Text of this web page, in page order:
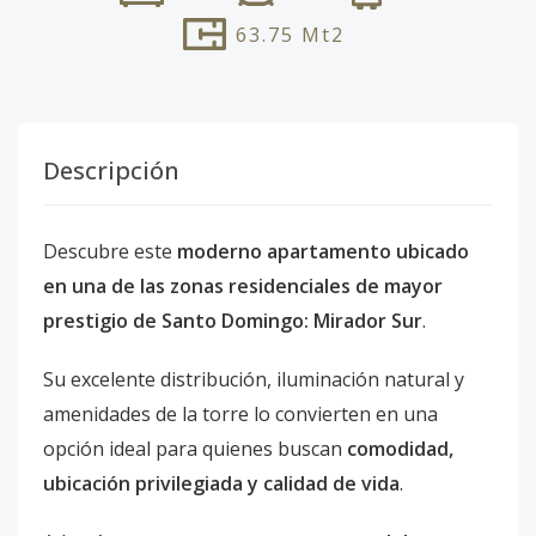
63.75 Mt2
Descripción
Descubre este moderno apartamento ubicado
en una de las zonas residenciales de mayor
prestigio de Santo Domingo: Mirador Sur.
Su excelente distribución, iluminación natural y
amenidades de la torre lo convierten en una
opción ideal para quienes buscan comodidad,
ubicación privilegiada y calidad de vida.